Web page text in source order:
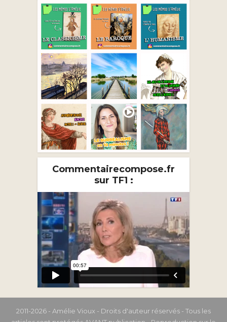
Commentairecompose.fr
sur TF1 :
2011-2026 - Amélie Vioux - Droits d'auteur réservés - Tous les